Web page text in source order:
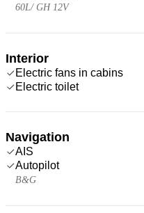
60L/ GH 12V
Interior
Electric fans in cabins
Electric toilet
Navigation
AIS
Autopilot
B&G